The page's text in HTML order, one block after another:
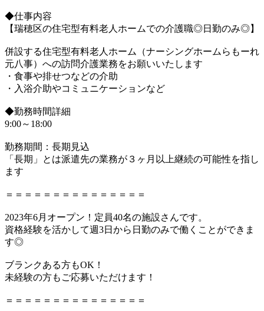
◆仕事内容
【瑞穂区の住宅型有料老人ホームでの介護職◎日勤のみ◎】
併設する住宅型有料老人ホーム（ナーシングホームらもーれ
元八事）への訪問介護業務をお願いいたします
・食事や排せつなどの介助
・入浴介助やコミュニケーションなど
◆勤務時間詳細
9:00～18:00
勤務期間：長期見込
「長期」とは派遣先の業務が３ヶ月以上継続の可能性を指し
ます
＝＝＝＝＝＝＝＝＝＝＝＝＝＝＝
2023年6月オープン！定員40名の施設さんです。
資格経験を活かして週3日から日勤のみで働くことができま
す◎
ブランクある方もOK！
未経験の方もご応募いただけます！
＝＝＝＝＝＝＝＝＝＝＝＝＝＝＝